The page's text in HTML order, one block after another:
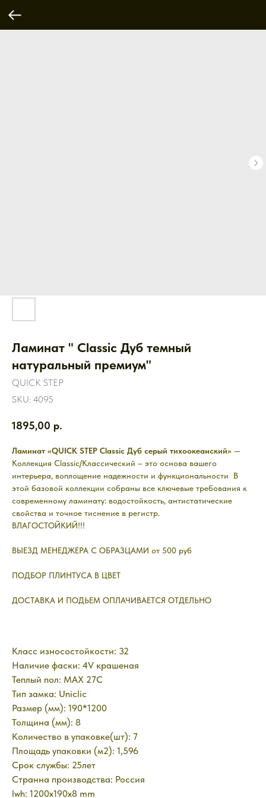
Ламинат " Classic Дуб темный
натуральный премиум"
QUICK STEP
SKU: 4095
1895,00 р.
Ламинат «QUICK STEP Classic Дуб серый тихоокеанский» —
Коллекция Classic/Классический – это основа вашего
интерьера, воплощение надежности и функциональности В
этой базовой коллекции собраны все ключевые требования к
современному ламинату: водостойкость, антистатические
свойства и точное тиснение в регистр.
ВЛАГОСТОЙКИЙ!!!
ВЫЕЗД МЕНЕДЖЕРА С ОБРАЗЦАМИ от 500 руб
ПОДБОР ПЛИНТУСА В ЦВЕТ
ДОСТАВКА И ПОДЬЕМ ОПЛАЧИВАЕТСЯ ОТДЕЛЬНО
Класс износостойкости: 32
Наличие фаски: 4V крашеная
Теплый пол: MAX 27C
Тип замка: Uniclic
Размер (мм): 190*1200
Толщина (мм): 8
Количество в упаковке(шт): 7
Площадь упаковки (м2): 1,596
Срок службы: 25лет
Странна производства: Россия
lwh: 1200x190x8 mm